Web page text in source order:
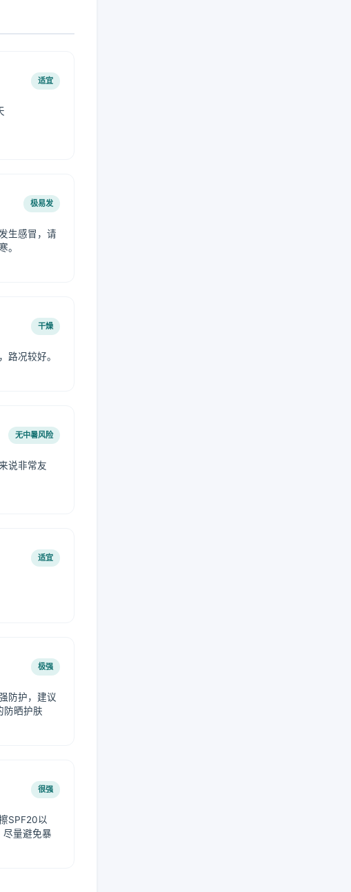
适宜
极易发
生感冒，请
。
干燥
路况较好。
无中暑风险
说非常友
适宜
极强
防护，建议
防晒护肤
很强
SPF20以
尽量避免暴